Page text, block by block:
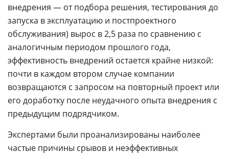
внедрения — от подбора решения, тестирования до
запуска в эксплуатацию и постпроектного
обслуживания) вырос в 2,5 раза по сравнению с
аналогичным периодом прошлого года,
эффективность внедрений остается крайне низкой:
почти в каждом втором случае компании
возвращаются с запросом на повторный проект или
его доработку после неудачного опыта внедрения с
предыдущим подрядчиком.
Экспертами были проанализированы наиболее
частые причины срывов и неэффективных